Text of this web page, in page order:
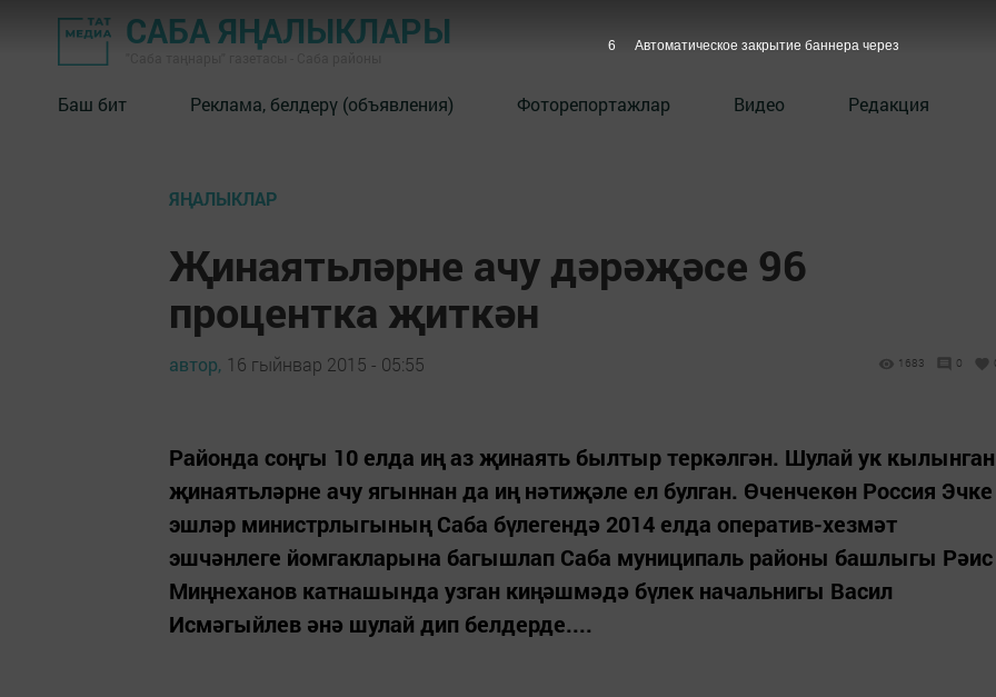
САБА ЯҢАЛЫКЛАРЫ
Баш бит Реклама, белдерү (объявления) Фоторепортажлар Видео Редакция
ЯҢАЛЫКЛАР
Җинаятьләрне ачу дәрәҗәсе 96
процентка җиткән
автор, 16 гыйнвар 2015 - 05:55 1683 0
Районда соңгы 10 елда иң аз җинаять былтыр теркәлгән. Шулай ук кылынган
җинаятьләрне ачу ягыннан да иң нәтиҗәле ел булган. Өченчекөн Россия Эчке
эшләр министрлыгының Саба бүлегендә 2014 елда оператив-хезмәт
эшчәнлеге йомгакларына багышлап Саба муниципаль районы башлыгы Рәис
Миңнеханов катнашында узган киңәш­мәдә бүлек начальнигы Васил
Исмәгыйлев әнә шулай дип белдерде....
5 Автоматическое закрытие баннера через